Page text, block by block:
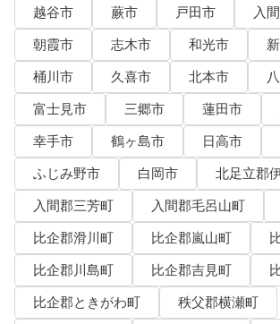
越谷市
蕨市 戸田市
入
朝霞市
志木市 和光市
桶川市
久喜市 北本市
富士見市
三郷市 蓮田市
幸手市
鶴ヶ島市 日高市
ふじみ野市
白岡市
北足立郡
入間郡三芳町
入間郡毛呂山町
比企郡滑川町
比企郡嵐山町
比企郡川島町
比企郡吉見町
比企郡ときがわ町
秩父郡横瀬町